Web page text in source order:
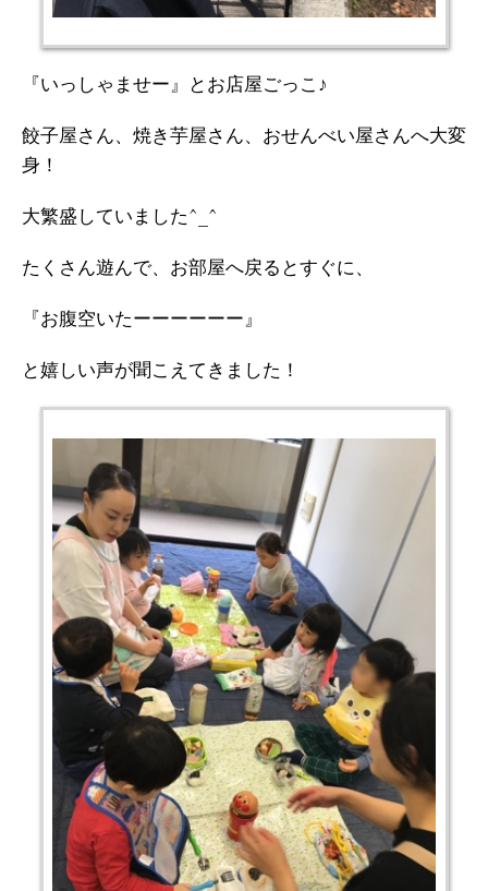
『いっしゃませー』とお店屋ごっこ♪
餃子屋さん、焼き芋屋さん、おせんべい屋さんへ大変
身！
大繁盛していました^_^
たくさん遊んで、お部屋へ戻るとすぐに、
『お腹空いたーーーーーー』
と嬉しい声が聞こえてきました！